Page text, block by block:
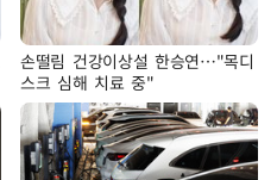
손떨림 건강이상설 한승연…"목디
스크 심해 치료 중"